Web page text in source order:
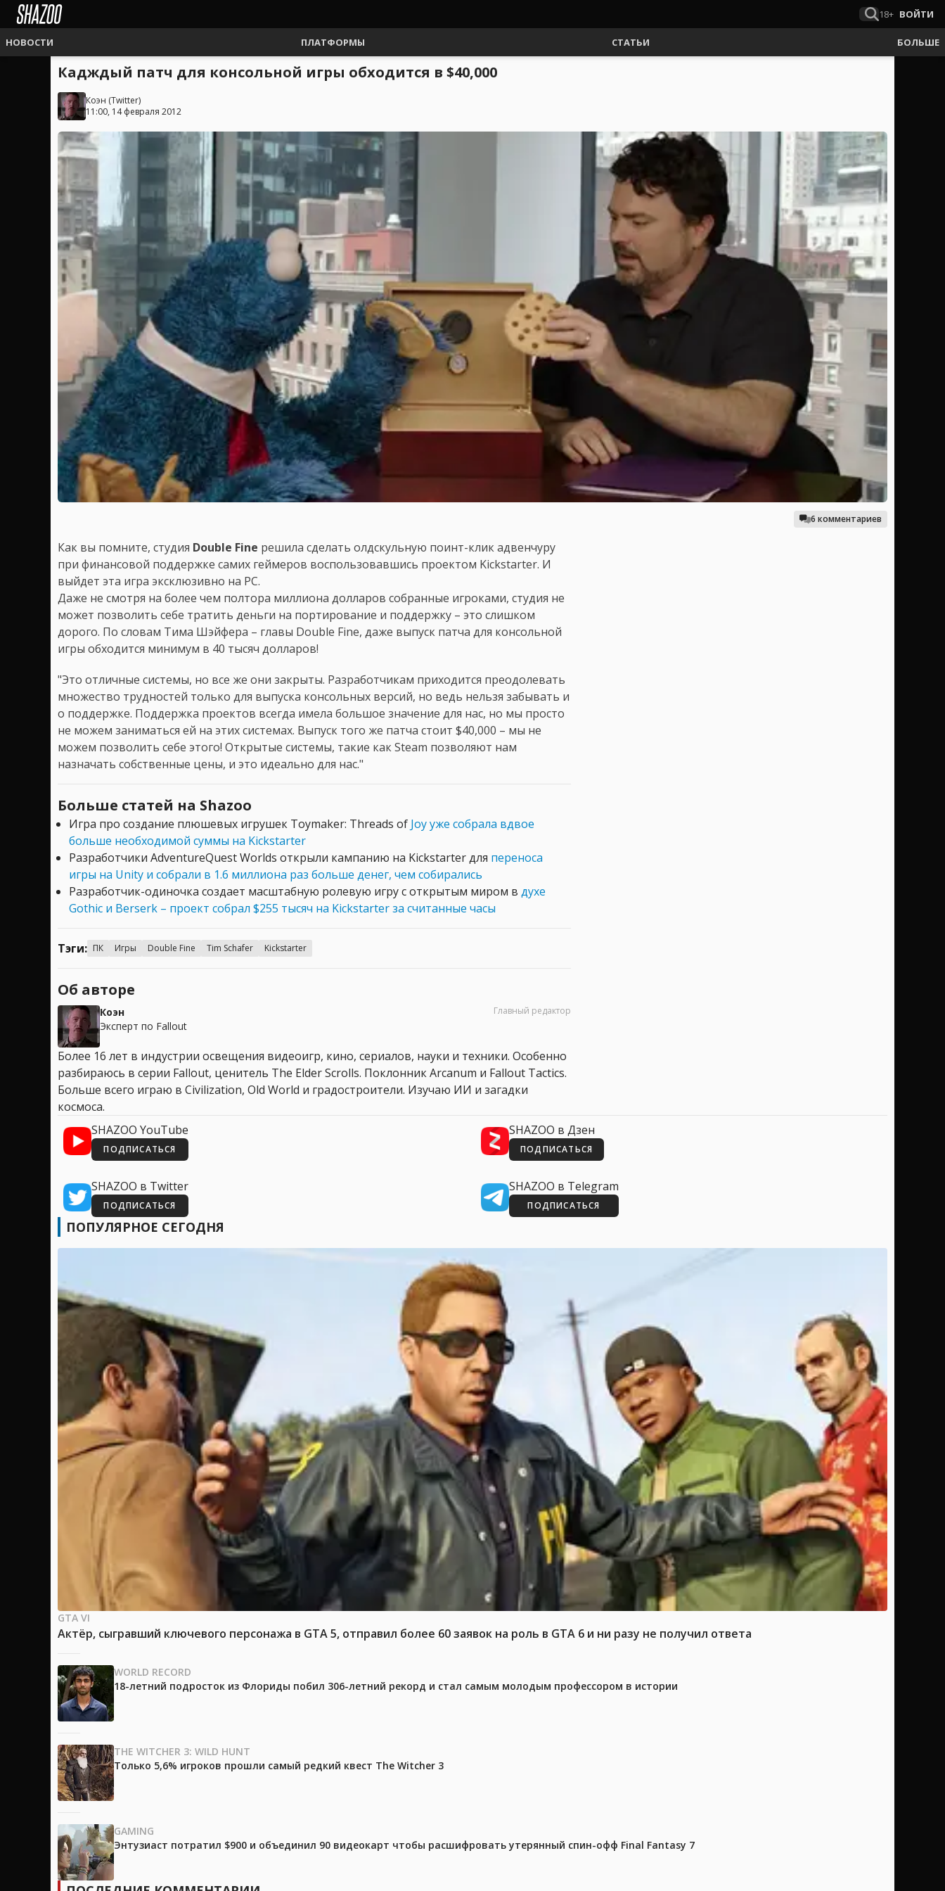
18+ ВОЙТИ
НОВОСТИ ПЛАТФОРМЫ СТАТЬИ БОЛЬШЕ
Кадждый патч для консольной игры обходится в $40,000
Коэн (Twitter)
11:00, 14 февраля 2012
6 комментариев
Как вы помните, студия Double Fine решила сделать олдскульную поинт-клик адвенчуру
при финансовой поддержке самих геймеров воспользовавшись проектом Kickstarter. И
выйдет эта игра эксклюзивно на PC.
Даже не смотря на более чем полтора миллиона долларов собранные игроками, студия не
может позволить себе тратить деньги на портирование и поддержку – это слишком
дорого. По словам Тима Шэйфера – главы Double Fine, даже выпуск патча для консольной
игры обходится минимум в 40 тысяч долларов!
"Это отличные системы, но все же они закрыты. Разработчикам приходится преодолевать
множество трудностей только для выпуска консольных версий, но ведь нельзя забывать и
о поддержке. Поддержка проектов всегда имела большое значение для нас, но мы просто
не можем заниматься ей на этих системах. Выпуск того же патча стоит $40,000 – мы не
можем позволить себе этого! Открытые системы, такие как Steam позволяют нам
назначать собственные цены, и это идеально для нас."
Больше статей на Shazoo
Игра про создание плюшевых игрушек Toymaker: Threads of Joy уже собрала вдвое
больше необходимой суммы на Kickstarter
Разработчики AdventureQuest Worlds открыли кампанию на Kickstarter для переноса
игры на Unity и собрали в 1.6 миллиона раз больше денег, чем собирались
Разработчик-одиночка создает масштабную ролевую игру с открытым миром в духе
Gothic и Berserk – проект собрал $255 тысяч на Kickstarter за считанные часы
Тэги: ПК Игры Double Fine Tim Schafer Kickstarter
Об авторе
Коэн
Эксперт по Fallout
Главный редактор
Более 16 лет в индустрии освещения видеоигр, кино, сериалов, науки и техники. Особенно
разбираюсь в серии Fallout, ценитель The Elder Scrolls. Поклонник Arcanum и Fallout Tactics.
Больше всего играю в Civilization, Old World и градостроители. Изучаю ИИ и загадки
космоса.
SHAZOO YouTube
ПОДПИСАТЬСЯ
SHAZOO в Дзен
ПОДПИСАТЬСЯ
SHAZOO в Twitter
ПОДПИСАТЬСЯ
SHAZOO в Telegram
ПОДПИСАТЬСЯ
ПОПУЛЯРНОЕ СЕГОДНЯ
GTA VI
Актёр, сыгравший ключевого персонажа в GTA 5, отправил более 60 заявок на роль в GTA 6 и ни разу не получил ответа
WORLD RECORD
18-летний подросток из Флориды побил 306-летний рекорд и стал самым молодым профессором в истории
THE WITCHER 3: WILD HUNT
Только 5,6% игроков прошли самый редкий квест The Witcher 3
GAMING
Энтузиаст потратил $900 и объединил 90 видеокарт чтобы расшифровать утерянный спин-офф Final Fantasy 7